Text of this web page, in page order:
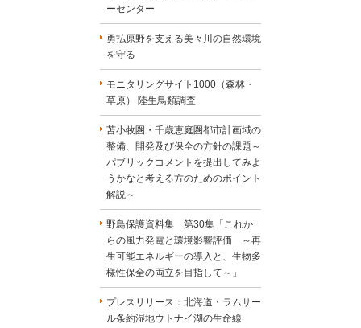
ーセンター
勇払原野を支える美々川の自然環境
を守る
モニタリングサイト1000（森林・
草原） 陸生鳥類調査
苫小牧圏・千歳恵庭圏都市計画域の
整備、開発及び保全の方針の課題～
パブリックコメントを提出してみよ
うかなと考える方のためのポイント
解説～
野鳥保護資料集 第30集「これか
らの風力発電と環境影響評価 ～再
生可能エネルギーの導入と、生物多
様性保全の両立を目指して～」
プレスリリース：北海道・ラムサー
ル条約湿地ウトナイ湖の生命線